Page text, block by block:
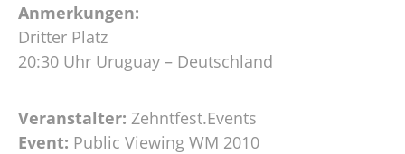
Anmerkungen:
Dritter Platz
20:30 Uhr Uruguay – Deutschland
Veranstalter: Zehntfest.Events
Event: Public Viewing WM 2010